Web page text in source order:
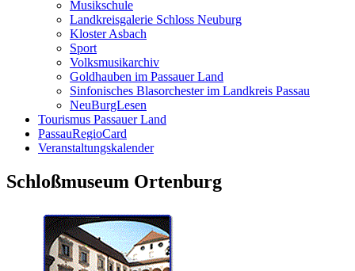
Musikschule
Landkreisgalerie Schloss Neuburg
Kloster Asbach
Sport
Volksmusikarchiv
Goldhauben im Passauer Land
Sinfonisches Blasorchester im Landkreis Passau
NeuBurgLesen
Tourismus Passauer Land
PassauRegioCard
Veranstaltungskalender
Schloßmuseum Ortenburg